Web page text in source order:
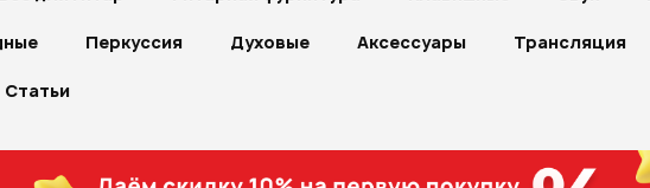
Перкуссия Духовые Аксессуары Трансляция
Статьи